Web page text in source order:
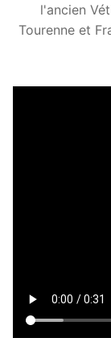
l'ancien
Tourenne et